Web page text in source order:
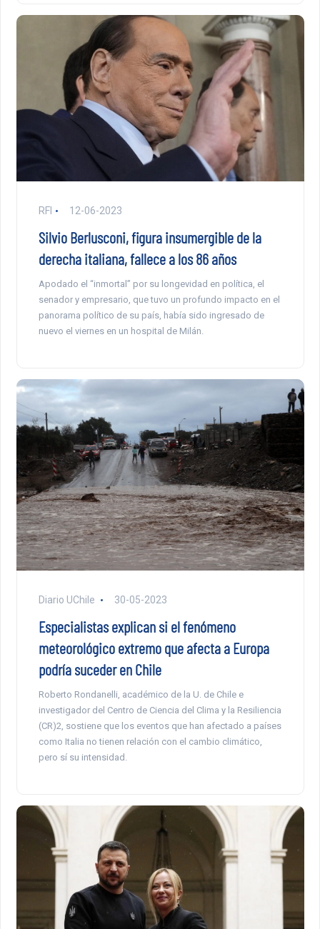
RFI 12-06-2023
Silvio Berlusconi, figura insumergible de la
derecha italiana, fallece a los 86 años
Apodado el “inmortal” por su longevidad en política, el
senador y empresario, que tuvo un profundo impacto en el
panorama político de su país, había sido ingresado de
nuevo el viernes en un hospital de Milán.
Diario UChile 30-05-2023
Especialistas explican si el fenómeno
meteorológico extremo que afecta a Europa
podría suceder en Chile
Roberto Rondanelli, académico de la U. de Chile e
investigador del Centro de Ciencia del Clima y la Resiliencia
(CR)2, sostiene que los eventos que han afectado a países
como Italia no tienen relación con el cambio climático,
pero sí su intensidad.